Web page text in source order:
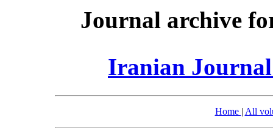
Journal archive
Iranian
Home | All